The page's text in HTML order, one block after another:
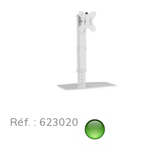
Réf. : 623020